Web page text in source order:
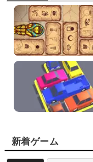
新着ゲーム